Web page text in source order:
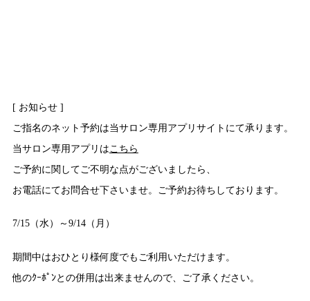
[ お知らせ ]
ご指名のネット予約は当サロン専用アプリサイトにて承ります。
当サロン専用アプリはこちら
ご予約に関してご不明な点がございましたら、
お電話にてお問合せ下さいませ。ご予約お待ちしております。
7/15（水）～9/14（月）
期間中はおひとり様何度でもご利用いただけます。
他のｸｰﾎﾟﾝとの併用は出来ませんので、ご了承ください。